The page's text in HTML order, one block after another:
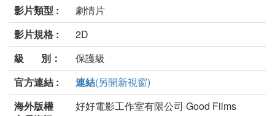
影片類型 :
劇情片
影片規格 :
2D
級 別：
保護級
官方連結 :
連結(另開新視窗)
海外版權
好好電影工作室有限公司 Good Films